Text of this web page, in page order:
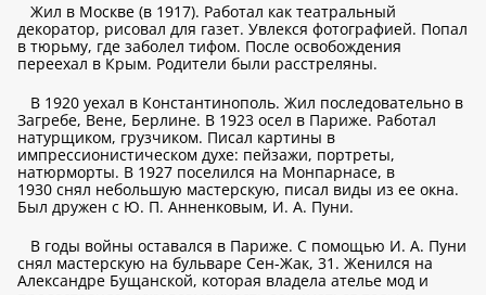
Жил в Москве (в 1917). Работал как театральный
декоратор, рисовал для газет. Увлекся фотографией. Попал
в тюрьму, где заболел тифом. После освобождения
переехал в Крым. Родители были расстреляны.
В 1920 уехал в Константинополь. Жил последовательно в
Загребе, Вене, Берлине. В 1923 осел в Париже. Работал
натурщиком, грузчиком. Писал картины в
импрессионистическом духе: пейзажи, портреты,
натюрморты. В 1927 поселился на Монпарнасе, в
1930 снял небольшую мастерскую, писал виды из ее окна.
Был дружен с Ю. П. Анненковым, И. А. Пуни.
В годы войны оставался в Париже. С помощью И. А. Пуни
снял мастерскую на бульваре Сен-Жак, 31. Женился на
Александре Бущанской, которая владела ателье мод и